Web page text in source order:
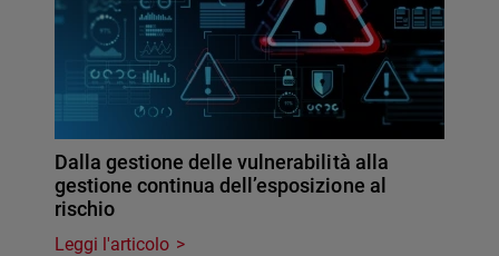
Dalla gestione delle vulnerabilità alla
gestione continua dell’esposizione al
rischio
Leggi l'articolo